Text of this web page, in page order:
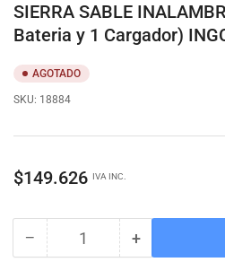
SIERRA SABLE
Bateria y 1 Cargador)
AGOTADO
SKU: 18884
Precio
$149.626 IVA INC.
− Reducir
Cantidad +Aumentar